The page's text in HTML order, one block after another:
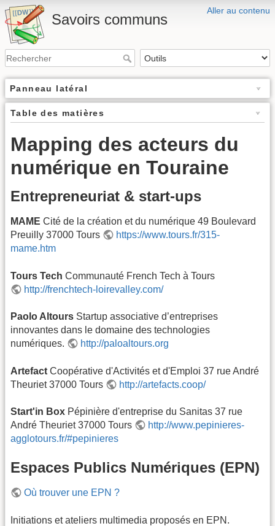
Aller au contenu
Savoirs communs
Panneau latéral
Table des matières
Mapping des acteurs du
numérique en Touraine
Entrepreneuriat & start-ups
MAME Cité de la création et du numérique 49 Boulevard
Preuilly 37000 Tours
https://www.tours.fr/315-
mame.htm
Tours Tech Communauté French Tech à Tours
http://frenchtech-loirevalley.com/
Paolo Altours Startup associative d’entreprises
innovantes dans le domaine des technologies
numériques.
http://paloaltours.org
Artefact Coopérative d'Activités et d'Emploi 37 rue André
Theuriet 37000 Tours
http://artefacts.coop/
Start'in Box Pépinière d'entreprise du Sanitas 37 rue
André Theuriet 37000 Tours
http://www.pepinieres-
agglotours.fr/#pepinieres
Espaces Publics Numériques (EPN)
Où trouver une EPN ?
Initiations et ateliers multimedia proposés en EPN.